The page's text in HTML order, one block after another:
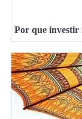
Por que investir